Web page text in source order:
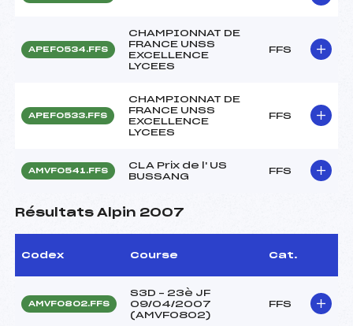
APEF0534.FFS
CHAMPIONNAT DE
FRANCE UNSS
EXCELLENCE
LYCEES
FFS
APEF0533.FFS
CHAMPIONNAT DE
FRANCE UNSS
EXCELLENCE
LYCEES
FFS
AMVF0541.FFS
CLA Prix de l' US
BUSSANG
FFS
Résultats Alpin 2007
Codex Course Cat.
AMVF0802.FFS
S3D – 23è JF
09/04/2007
(AMVF0802)
FFS